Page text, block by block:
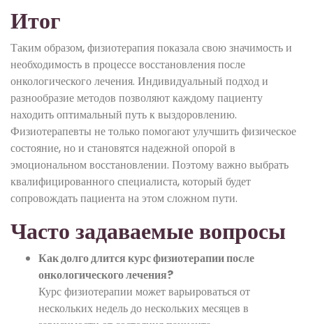
Итог
Таким образом, физиотерапия показала свою значимость и
необходимость в процессе восстановления после
онкологического лечения. Индивидуальный подход и
разнообразие методов позволяют каждому пациенту
находить оптимальный путь к выздоровлению.
Физиотерапевты не только помогают улучшить физическое
состояние, но и становятся надежной опорой в
эмоциональном восстановлении. Поэтому важно выбрать
квалифицированного специалиста, который будет
сопровождать пациента на этом сложном пути.
Часто задаваемые вопросы
Как долго длится курс физиотерапии после
онкологического лечения?
Курс физиотерапии может варьироваться от
нескольких недель до нескольких месяцев в